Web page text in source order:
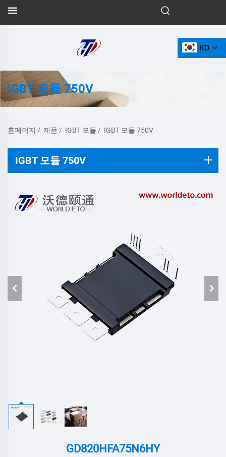
KO
IGBT 모듈 750V
홈페이지 / 제품 / IGBT 모듈 / IGBT 모듈 750V
IGBT 모듈 750V
GD820HFA75N6HY